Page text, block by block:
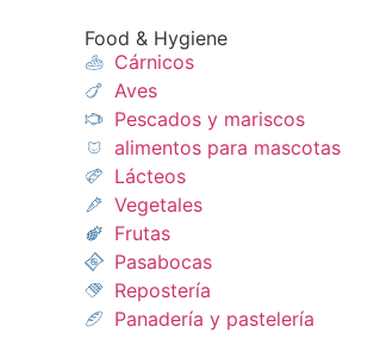
Food & Hygiene
Cárnicos
Aves
Pescados y mariscos​
alimentos para mascotas
Lácteos​
Vegetales
Frutas​
Pasabocas
Repostería​
Panadería y pastelería​